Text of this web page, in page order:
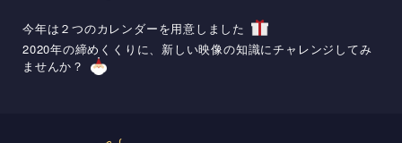
今年は２つのカレンダーを用意しました
2020年の締めくくりに、新しい映像の知識にチャレンジしてみ
ませんか？